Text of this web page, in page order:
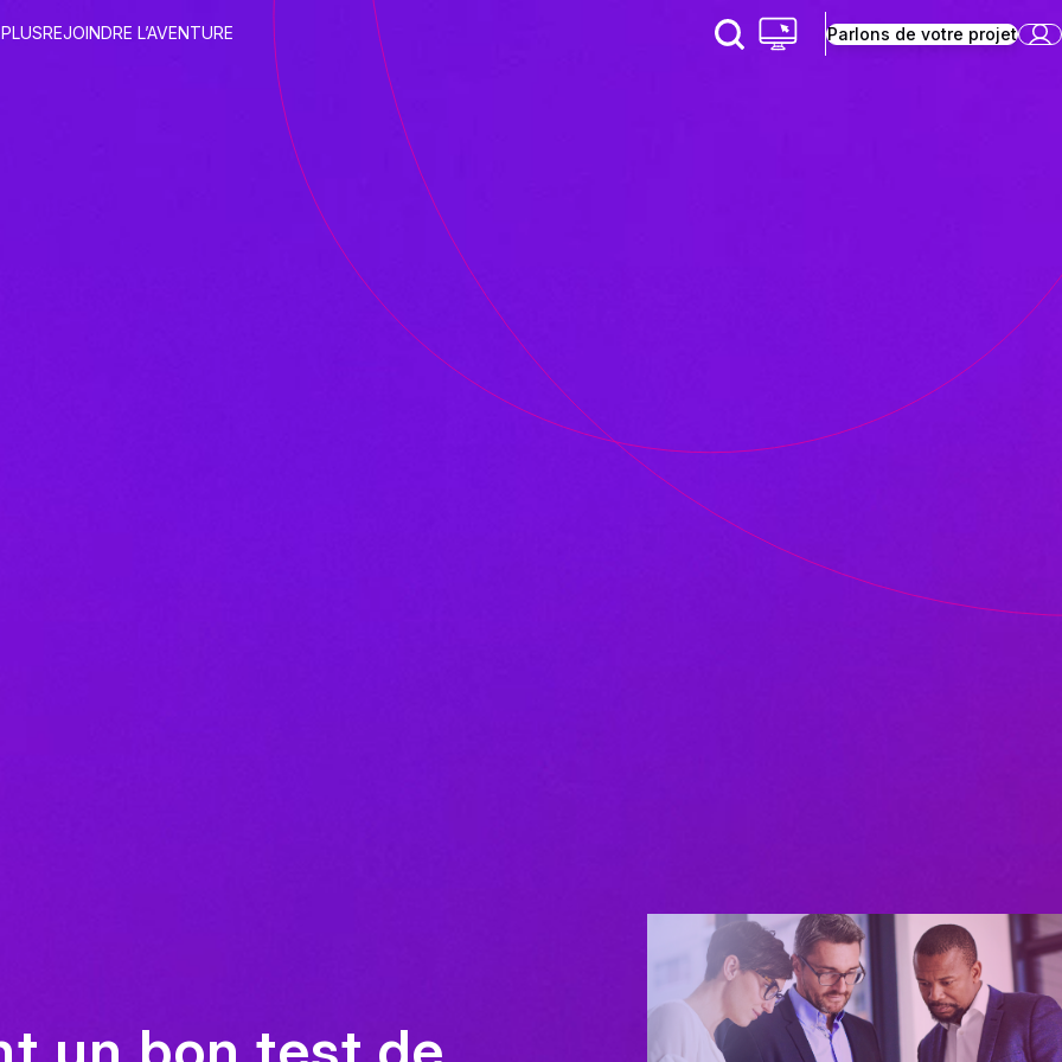
REJOINDRE L’AVENTURE Parlons de votre projet